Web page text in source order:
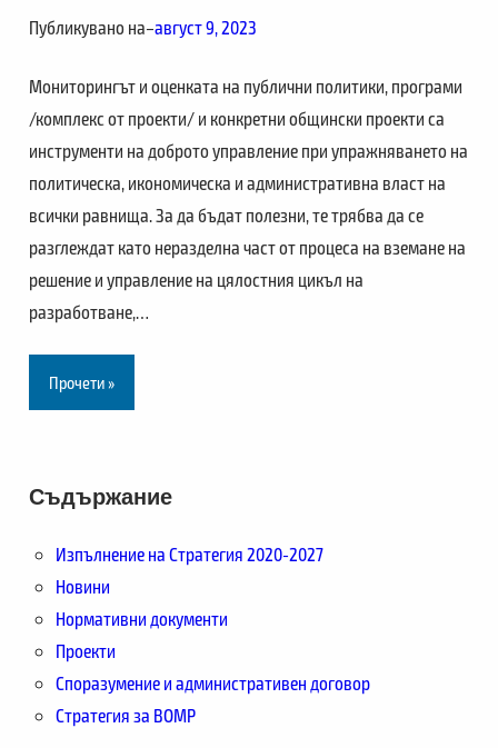
Публикувано на–август 9, 2023
Мониторингът и оценката на публични политики, програми
/комплекс от проекти/ и конкретни общински проекти са
инструменти на доброто управление при упражняването на
политическа, икономическа и административна власт на
всички равнища. За да бъдат полезни, те трябва да се
разглеждат като неразделна част от процеса на вземане на
решение и управление на цялостния цикъл на
разработване,…
Прочети »
Съдържание
Изпълнение на Стратегия 2020-2027
Новини
Нормативни документи
Проекти
Споразумение и административен договор
Стратегия за ВОМР